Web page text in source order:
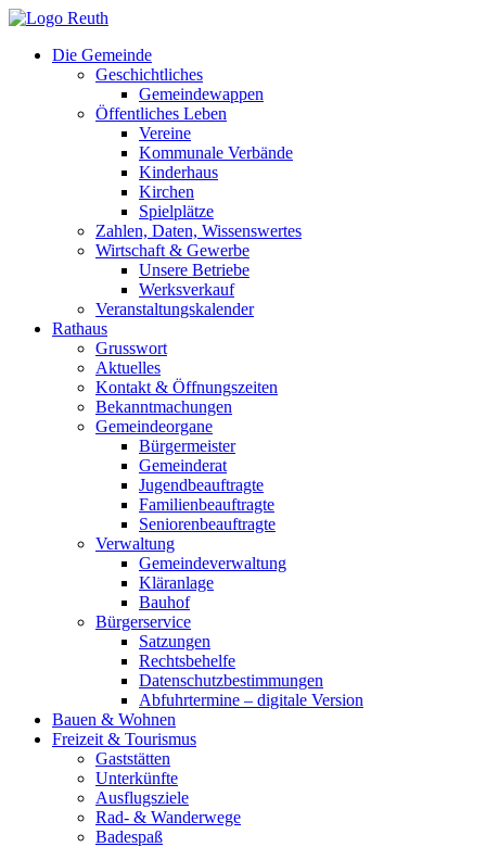
Zum
springenDie Gemeinde
Geschichtliches
Gemeindewappen
Öffentliches Leben
Vereine
Kommunale Verbände
Kinderhaus
Kirchen
Spielplätze
Zahlen, Daten, Wissenswertes
Wirtschaft & Gewerbe
Unsere Betriebe
Werksverkauf
Veranstaltungskalender
Rathaus
Grusswort
Aktuelles
Kontakt & Öffnungszeiten
Bekanntmachungen
Gemeindeorgane
Bürgermeister
Gemeinderat
Jugendbeauftragte
Familienbeauftragte
Seniorenbeauftragte
Verwaltung
Gemeindeverwaltung
Kläranlage
Bauhof
Bürgerservice
Satzungen
Rechtsbehelfe
Datenschutzbestimmungen
Abfuhrtermine – digitale Version
Bauen & Wohnen
Freizeit & Tourismus
Gaststätten
Unterkünfte
Ausflugsziele
Rad- & Wanderwege
Badespaß